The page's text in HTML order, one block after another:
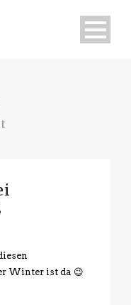
Winter ist da 😉